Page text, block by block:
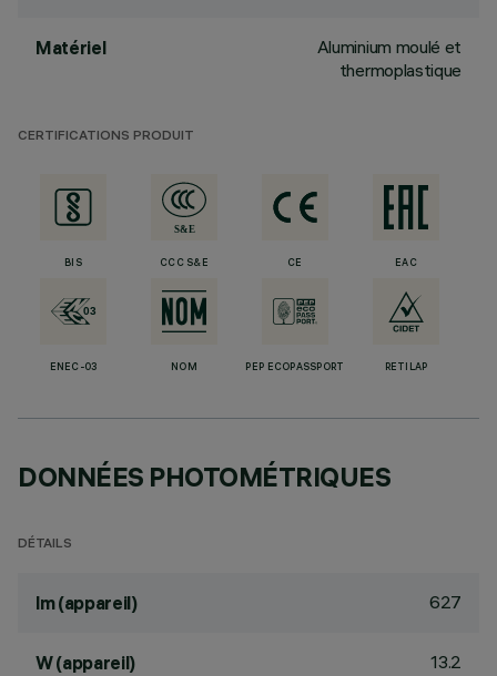
Matériel
Aluminium moulé et
thermoplastique
CERTIFICATIONS PRODUIT
BIS CCC S&E CE EAC
ENEC-03 NOM PEP ECOPASSPORT RETILAP
DONNÉES PHOTOMÉTRIQUES
DÉTAILS
lm (appareil) 627
W (appareil) 13.2